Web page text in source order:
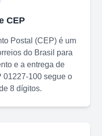
CEP
Postal (CEP) é um
do Brasil para
e a entrega de
01227-100segue o
8 dígitos.